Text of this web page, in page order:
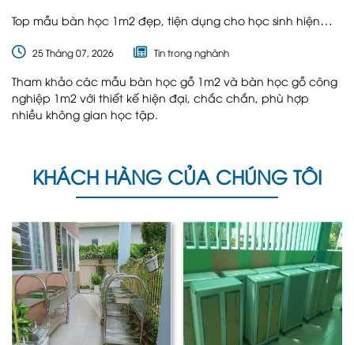
Top mẫu bàn học 1m2 đẹp, tiện dụng cho học sinh hiện
25 Tháng 07, 2026 Tin trong nghành
Tham khảo các mẫu bàn học gỗ 1m2 và bàn học gỗ công
nghiệp 1m2 với thiết kế hiện đại, chắc chắn, phù hợp
nhiều không gian học tập.
KHÁCH HÀNG CỦA CHÚNG TÔI